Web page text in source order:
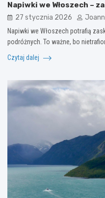
Napiwki we Włoszech –
27 stycznia 2026
Napiwki we Włoszech potrafią
podróżnych. To ważne, bo
Czytaj dalej